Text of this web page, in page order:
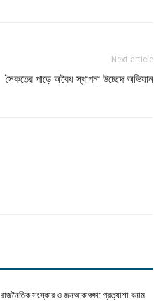
Next article
সৈকতের পাড়ে অবৈধ স্থাপনা উচ্ছেদ অভিযান
রাজনৈতিক সংস্কার ও জনআকাঙ্ক্ষা: প্রত্যাশা বনাম